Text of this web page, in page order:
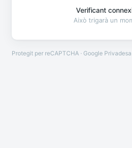
Verificant
Això trigarà un
Protegit per reCAPTCHA · Google Privadesa